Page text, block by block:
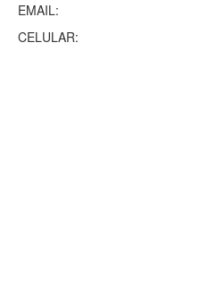
EMAIL:
CELULAR: